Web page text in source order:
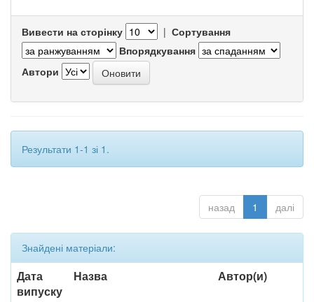
Вивести на сторінку | Сортування
Впорядкування
Автори
Результати 1-1 зі 1.
назад 1 далі
Знайдені матеріали:
Дата
випуску
Назва Автор(и)